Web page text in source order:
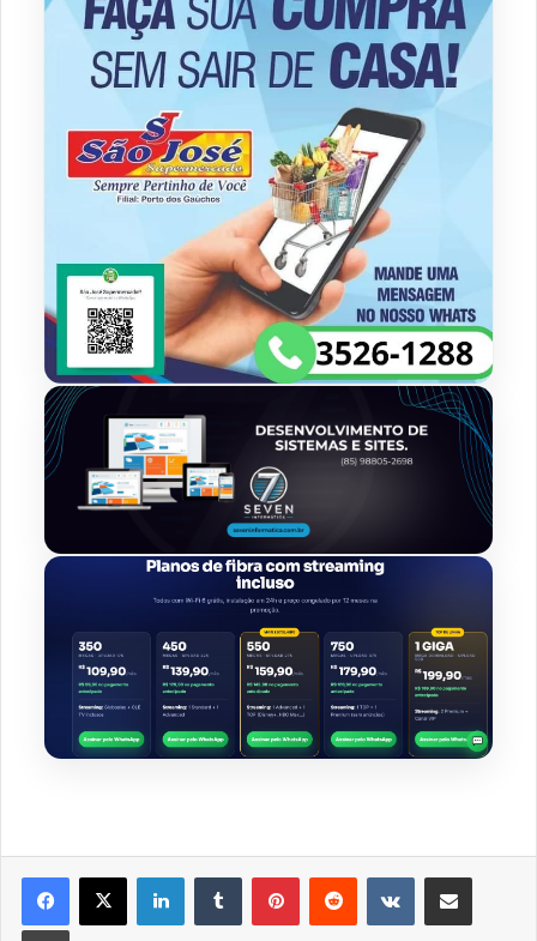
LinkedinTumblr PinterestReddit VK Compartilhar via e-mail
Imprimir